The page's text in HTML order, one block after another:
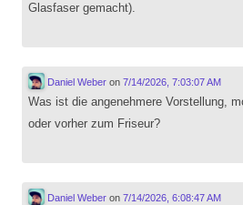
Glasfaser gemacht).
Daniel Weberon 7/14/2026, 7:03:07 AM
Was ist die angenehmere Vorstellung,
oder vorher zum Friseur?
Daniel Weberon 7/14/2026, 6:08:47 AM